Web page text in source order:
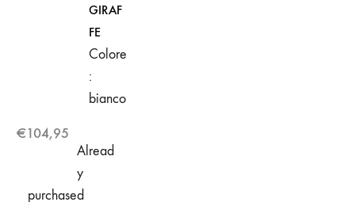
GIRAF
FE
Colore
:
bianco
€104,95
Alread
y
purchased